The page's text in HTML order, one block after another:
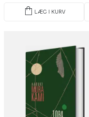
shopping_bag LÆG I KURV